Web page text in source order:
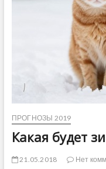
о
л
о
д
е
ж
и
и
с
н
о
ПРОГНОЗЫ 2019
Какая будет
21.05.2018 Нет